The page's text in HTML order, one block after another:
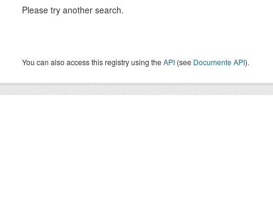
Please try another search.
You can also access this registry using theAPI (see Documente API).